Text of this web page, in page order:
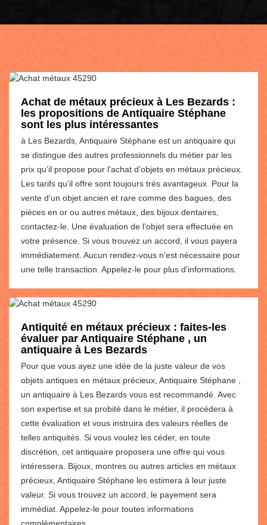
Achat de métaux précieux à Les Bezards :
les propositions de Antiquaire Stéphane
sont les plus intéressantes
à Les Bezards, Antiquaire Stéphane est un antiquaire qui
se distingue des autres professionnels du métier par les
prix qu’il propose pour l’achat d’objets en métaux précieux.
Les tarifs qu’il offre sont toujours très avantageux. Pour la
vente d’un objet ancien et rare comme des bagues, des
pièces en or ou autres métaux, des bijoux dentaires,
contactez-le. Une évaluation de l’objet sera effectuée en
votre présence. Si vous trouvez un accord, il vous payera
immédiatement. Aucun rendez-vous n’est nécessaire pour
une telle transaction. Appelez-le pour plus d’informations.
Antiquité en métaux précieux : faites-les
évaluer par Antiquaire Stéphane , un
antiquaire à Les Bezards
Pour que vous ayez une idée de la juste valeur de vos
objets antiques en métaux précieux, Antiquaire Stéphane ,
un antiquaire à Les Bezards vous est recommandé. Avec
son expertise et sa probité dans le métier, il procédera à
cette évaluation et vous instruira des valeurs réelles de
telles antiquités. Si vous voulez les céder, en toute
discrétion, cet antiquaire proposera une offre qui vous
intéressera. Bijoux, montres ou autres articles en métaux
précieux, Antiquaire Stéphane les estimera à leur juste
valeur. Si vous trouvez un accord, le payement sera
immédiat. Appelez-le pour toutes informations
complémentaires.